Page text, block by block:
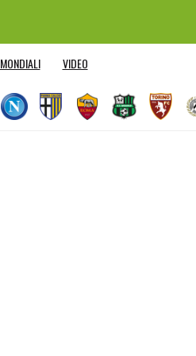
MONDIALI VIDEO